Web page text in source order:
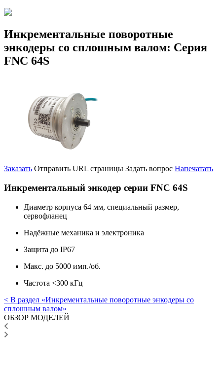
Инкрементальные поворотные
энкодеры со сплошным валом: Серия
FNC 64S
Заказать Отправить URL страницы Задать вопрос Напечатать
Инкрементальный энкодер серии FNC 64S
Диаметр корпуса 64 мм, специальный размер,
сервофланец
Надёжные механика и электроника
Защита до IP67
Макс. до 5000 имп./об.
Частота <300 кГц
< В раздел «Инкрементальные поворотные энкодеры со
сплошным валом»
ОБЗОР МОДЕЛЕЙ